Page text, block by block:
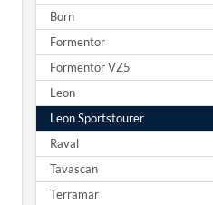
Born
Formentor
Formentor VZ5
Leon
Leon Sportstourer
Raval
Tavascan
Terramar